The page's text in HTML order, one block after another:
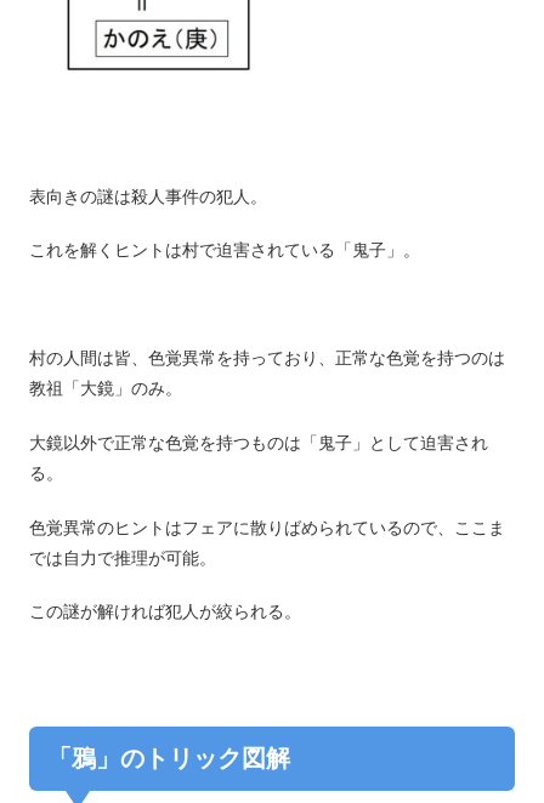
表向きの謎は殺人事件の犯人。
これを解くヒントは村で迫害されている「鬼子」。
村の人間は皆、色覚異常を持っており、正常な色覚を持つのは
教祖「大鏡」のみ。
大鏡以外で正常な色覚を持つものは「鬼子」として迫害され
る。
色覚異常のヒントはフェアに散りばめられているので、ここま
では自力で推理が可能。
この謎が解ければ犯人が絞られる。
「鴉」のトリック図解